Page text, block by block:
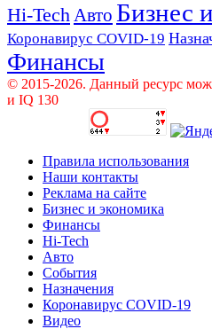
Hi-Tech Авто Бизнес
Коронавирус COVID-19
Финансы
© 2015-2026. Данный ресурс
и IQ 130
Правила использования
Наши контакты
Реклама на сайте
Бизнес и экономика
Финансы
Hi-Tech
Авто
События
Назначения
Коронавирус COVID-19
Видео